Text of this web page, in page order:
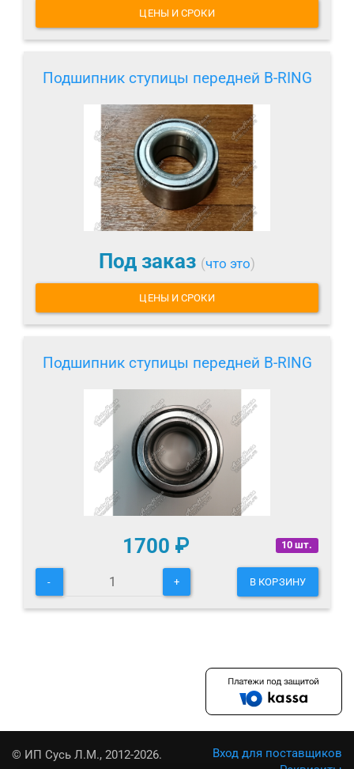
ЦЕНЫ И СРОКИ
Подшипник ступицы передней B-RING
Под заказ (что это)
ЦЕНЫ И СРОКИ
Подшипник ступицы передней B-RING
10 шт.
1700 ₽
- + В КОРЗИНУ
© ИП Сусь Л.М., 2012-2026.
Вход для поставщиков